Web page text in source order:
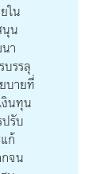
ใน
น
า
รรลุ
บายที่
นทุน
รับ
ก้
จน